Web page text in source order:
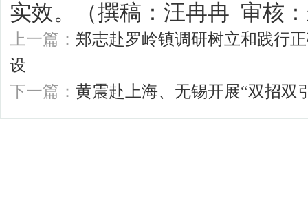
实效。（撰稿：汪冉冉 审核
上一篇： 郑志赴罗岭镇调研树立和践行
设
下一篇： 黄震赴上海、无锡开展“双招双